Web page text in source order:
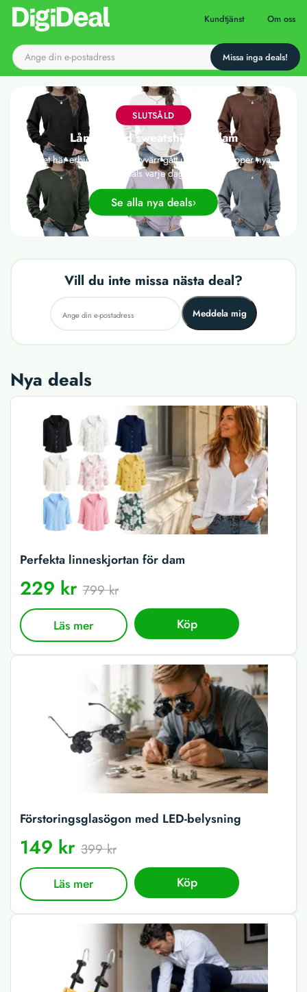
Till startsidan Kundtjänst Om oss
SLUTSÅLD
Långärmad sweatshirt för dam
Det här erbjudandet har tyvärr gått ut, men vi släpper nya
deals varje dag!
Se alla nya deals
Vill du inte missa nästa deal?
Meddela mig
Nya deals
Perfekta linneskjortan för dam
229 kr 799 kr
Läs mer Köp
Förstoringsglasögon med LED-belysning
149 kr 399 kr
Läs mer Köp